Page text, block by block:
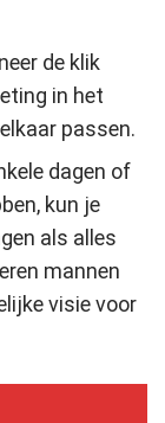
de klik
in het
passen.
dagen of
kun je
als alles
mannen
visie voor